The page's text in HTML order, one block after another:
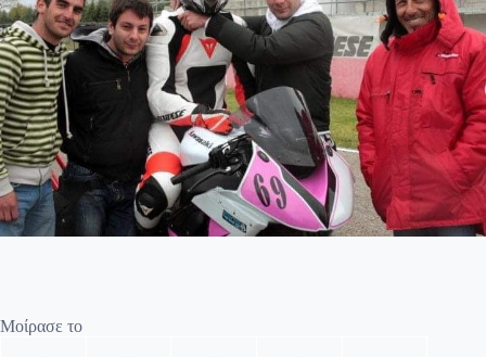
Μοίρασε το